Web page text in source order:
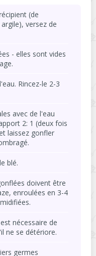
(de
versez de
- elles sont vides
Rincez-le 2-3
avec de l'eau
2: 1 (deux fois
laissez gonfler
blé.
doivent être
enroulées en 3-4
nécessaire de
ne se détériore.
germes